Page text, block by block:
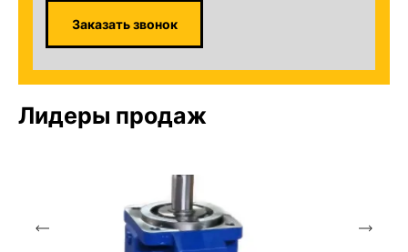
Заказать звонок
Лидеры продаж